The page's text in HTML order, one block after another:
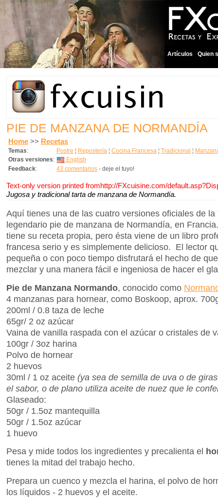
Artículos Quien
PIE DE MANZANA DE NORMANDÍA
Home >> Recetas
Temas: Postre ¦ Repostería ¦ Cocina Francesa ¦ Tradicional ¦
Otras versiones:
English
Feedback: 43 comentarios - deje el tuyo!
Text-only version printed fromhttp://FXcuisine.com/
Jugosa y tradicional tarta de manzana de Normandía.
Aquí tienes una de las cuatro versiones oficiales de la
legendario pie de manzana de Normandía, en
tiene su receta propia, pero ésta viene de un libro
francesa serio y es simplemente delicioso. El lector
pequeña o con poco tiempo disfrutará el hecho de
mezclar y una manera fácil e ingeniosa de hacer el
Pie de Manzana Normando, conocido como
4 manzanas para hornear, como Boskoop, aprox.
200ml / 0.8 taza de leche
65gr/ 2 oz azúcar
Vaina de vanilla raspada con el azúcar o cristales de
100gr / 3oz harina
Polvo de hornear
2 huevos
30ml / 1 oz aceite (ya sea de semilla de uva o de
el sabor, o de plano utiliza aceite de nuez que le
Glaseado:
50gr / 1.5oz mantequilla
50gr / 1.5oz azúcar
1 huevo
Pesa y mide todos los ingredientes y precalienta el
tienes la mitad del trabajo hecho.
Prepara un cuenco y mezcla el harina, el polvo de
los líquidos - 2 huevos y el aceite.